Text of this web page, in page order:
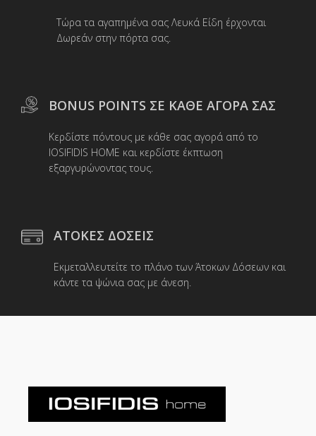
Τώρα τα αγαπημένα σας Λευκά Είδη έρχονται
Δωρεάν στην πόρτα σας.
BONUS POINTS ΣΕ ΚΑΘΕ ΑΓΟΡΑ ΣΑΣ
Κερδίστε πόντους με κάθε σας αγορά από το
IOSIFIDIS HOME και κερδίστε έκπτωση
εξαργυρώνοντας τους.
ΑΤΟΚΕΣ ΔΟΣΕΙΣ
Εκμεταλλευτείτε το πλάνο των Άτοκων Δόσεων και
κάντε τα ψώνια σας με άνεση.